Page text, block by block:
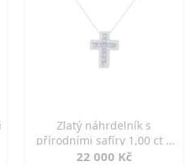
Zlatý náhrdelník s
přírodními safíry 1,00 ct a
diamanty
22 000 Kč